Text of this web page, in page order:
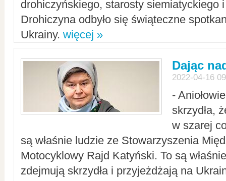
drohiczyńskiego, starosty siemiatyckiego
Drohiczyna odbyło się świąteczne
Ukrainy. więcej »
Dając
2022-04-16
-
skrzydła,
w szarej
są właśnie ludzie ze Stowarzyszenia
Motocyklowy Rajd Katyński. To są
zdejmują skrzydła i przyjeżdżają na